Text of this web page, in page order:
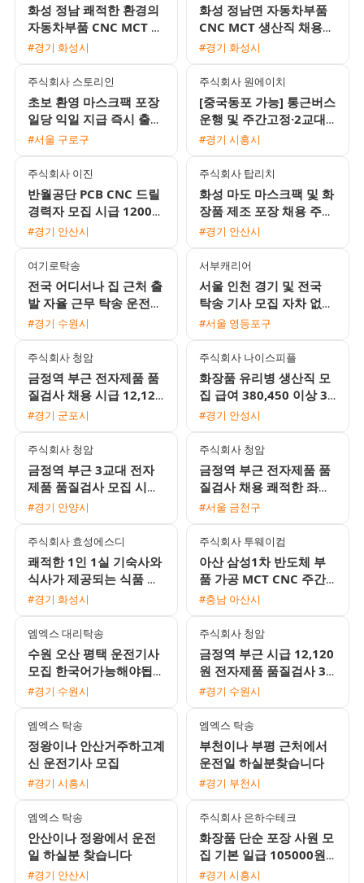
화성 정남 쾌적한 환경의
자동차부품 CNC MCT 생
산직 채용
#경기 화성시
화성 정남면 자동차부품
CNC MCT 생산직 채용
(월 400만원 이상 / 기숙
#경기 화성시
주식회사 스토리인
초보 환영 마스크팩 포장
일당 익일 지급 즉시 출근
가능
#서울 구로구
주식회사 원에이치
[중국동포 가능] 통근버스
운행 및 주간고정·2교대
맞춤 일자리 채용
#경기 시흥시
주식회사 이진
반월공단 PCB CNC 드릴
경력자 모집 시급 12000
원 및 일 교통비 지원 정
#경기 안산시
주식회사 탑리치
화성 마도 마스크팩 및 화
장품 제조 포장 채용 주5
일 주간고정 잔업없음 통
#경기 안산시
여기로탁송
전국 어디서나 집 근처 출
발 자율 근무 탁송 운전기
사 모집 초보 및 외국인
#경기 수원시
서부캐리어
서울 인천 경기 및 전국
탁송 기사 모집 자차 없이
자유롭게 근무하세요
#서울 영등포구
주식회사 청암
금정역 부근 전자제품 품
질검사 채용 시급 12,120
원 주급 가능 및 좌식근무
#경기 군포시
주식회사 나이스피플
화장품 유리병 생산직 모
집 급여 380,450 이상 3
조2교대 검사 포장 QC 외
#경기 안성시
주식회사 청암
금정역 부근 3교대 전자
제품 품질검사 모집 시급
12,120원 및 주급 가능
#경기 안양시
주식회사 청암
금정역 부근 전자제품 품
질검사 채용 쾌적한 좌식
근무 및 주급 가능
#서울 금천구
주식회사 효성에스디
쾌적한 1인 1실 기숙사와
식사가 제공되는 식품 포
장지 생산 사원 모집
#경기 화성시
주식회사 투웨이컴
아산 삼성1차 반도체 부
품 가공 MCT CNC 주간
및 2교대 모집 무료 기숙
#충남 아산시
엠엑스 대리탁송
수원 오산 평택 운전기사
모집 한국어가능해야됩니
다
#경기 수원시
주식회사 청암
금정역 부근 시급 12,120
원 전자제품 품질검사 3
교대 사원 모집 쾌적한 좌
#경기 수원시
엠엑스 탁송
정왕이나 안산거주하고계
신 운전기사 모집
#경기 시흥시
엠엑스 탁송
부천이나 부평 근처에서
운전일 하실분찾습니다
#경기 부천시
엠엑스 탁송
안산이나 정왕에서 운전
일 하실분 찾습니다
#경기 안산시
주식회사 은하수테크
화장품 단순 포장 사원 모
집 기본 일급 105000원
외국인 지원 가능
#경기 시흥시